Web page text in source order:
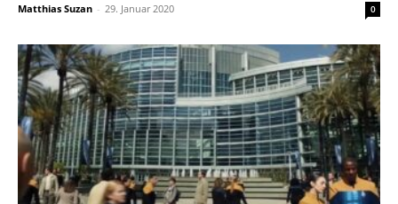
Matthias Suzan - 29. Januar 2020 0